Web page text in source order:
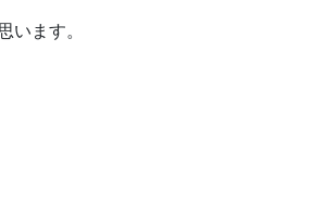
ます。